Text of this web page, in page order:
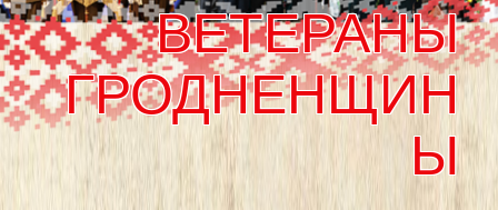
ВЕТЕРАНЫ
ГРОДНЕНЩИН
Ы